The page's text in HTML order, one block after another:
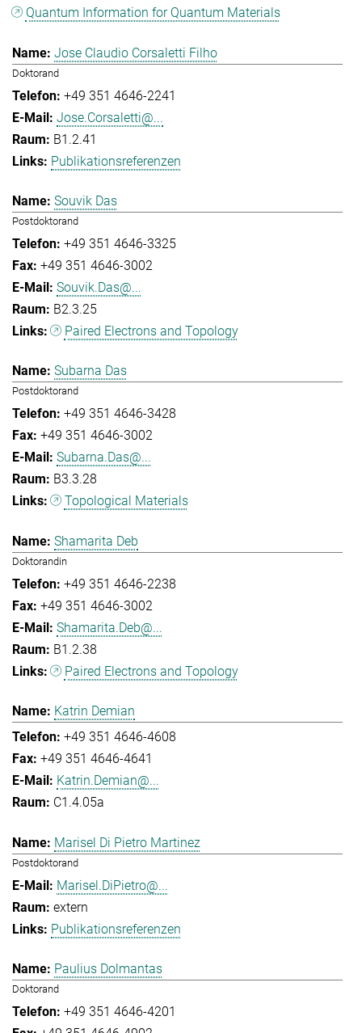
Quantum Information for Quantum Materials
Jose Claudio Corsaletti Filho
Doktorand
+49 351 4646-2241
Jose.Corsaletti@...
B1.2.41
Publikationsreferenzen
Souvik Das
Postdoktorand
+49 351 4646-3325
+49 351 4646-3002
Souvik.Das@...
B2.3.25
Paired Electrons and Topology
Subarna Das
Postdoktorand
+49 351 4646-3428
+49 351 4646-3002
Subarna.Das@...
B3.3.28
Topological Materials
Shamarita Deb
Doktorandin
+49 351 4646-2238
+49 351 4646-3002
Shamarita.Deb@...
B1.2.38
Paired Electrons and Topology
Katrin Demian
+49 351 4646-4608
+49 351 4646-4641
Katrin.Demian@...
C1.4.05a
Marisel Di Pietro Martinez
Postdoktorand
Marisel.DiPietro@...
extern
Publikationsreferenzen
Paulius Dolmantas
Doktorand
+49 351 4646-4201